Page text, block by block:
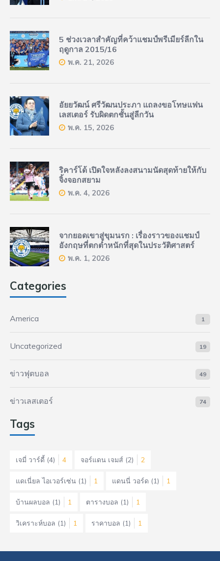
5 ช่วงเวลาสำคัญที่คว้าแชมป์พรีเมียร์ลีกใน
ฤดูกาล 2015/16
พ.ค. 21, 2026
อัยยวัฒน์ ศรีวัฒนประภา แถลงขอโทษแฟน
เลสเตอร์ รับผิดตกชั้นสู่ลีกวัน
พ.ค. 15, 2026
ริคาร์โด้ เปิดใจหลังลงสนามนัดสุดท้ายให้กับ
จิ้งจอกสยาม
พ.ค. 4, 2026
จากยอดเขาสู่ขุมนรก : เรื่องราวของแชมป์
อังกฤษที่ตกต่ำหนักที่สุดในประวัติศาสตร์
พ.ค. 1, 2026
Categories
America 1
Uncategorized 19
ข่าวฟุตบอล 49
ข่าวเลสเตอร์ 74
Tags
เจมี่ วาร์ดี้ (4) 4 จอร์แดน เจมส์ (2) 2
แดเนี่ยล ไอเวอร์เซ่น (1) 1 แดนนี่ วอร์ด (1) 1
บ้านผลบอล (1) 1 ตารางบอล (1) 1
วิเคราะห์บอล (1) 1 ราคาบอล (1) 1